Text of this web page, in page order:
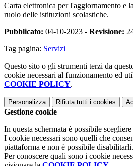
Carta elettronica per l'aggiornamento e
ruolo delle istituzioni scolastiche.
Pubblicato: 04-10-2023 - Revisione:
Tag pagina: Servizi
Questo sito o gli strumenti terzi da
cookie necessari al funzionamento ed
COOKIE POLICY.
Personalizza Rifiuta tutti i cookies
Gestione cookie
In questa schermata è possibile
I cookie necessari sono quelli che
piattaforma e non è possibile disabilitarli.
Per conoscere quali sono i cookie